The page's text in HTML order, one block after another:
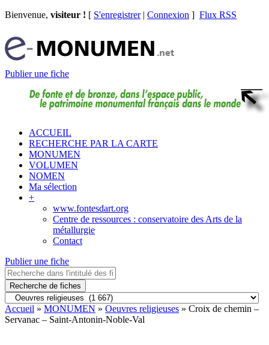
Bienvenue, visiteur ! [ S'enregistrer| Connexion ] Flux RSS
Publier une fiche
ACCUEIL
RECHERCHE PAR LA CARTE
MONUMEN
VOLUMEN
NOMEN
Ma sélection
+
www.fontesdart.org
Centre de ressources : conservatoire des Arts de la
métallurgie
Contact
Publier une fiche
Recherche de fiches
Accueil » MONUMEN » Oeuvres religieuses » Croix de chemin –
Servanac – Saint-Antonin-Noble-Val